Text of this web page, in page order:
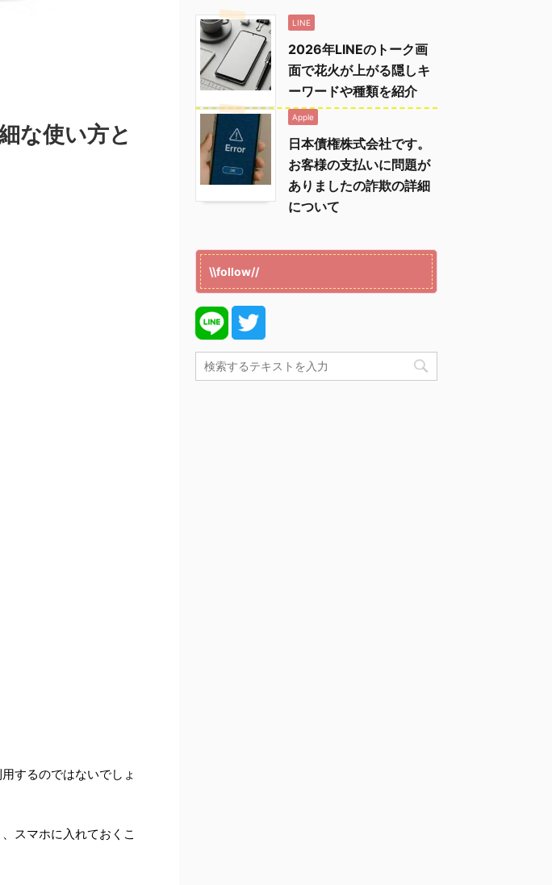
な使い方と
するのではないでしょ
スマホに入れておくこ
LINE
2026年LINEのトーク画
面で花火が上がる隠しキ
ーワードや種類を紹介
Apple
日本債権株式会社です。
お客様の支払いに問題が
ありましたの詐欺の詳細
について
\\follow//